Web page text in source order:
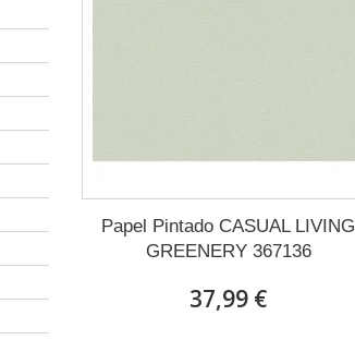
Papel Pintado CASUAL LIVING
GREENERY 367136
37,99 €